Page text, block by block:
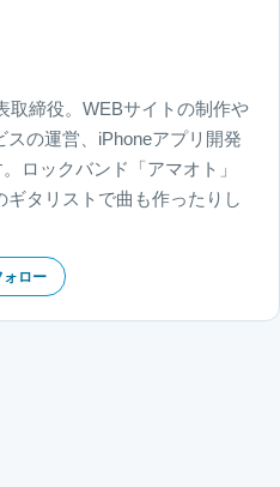
取締役。WEBサイトの制作や
スの運営、iPhoneアプリ開発
ロックバンド「アマオト」
ギタリストで曲も作ったりし
ロー